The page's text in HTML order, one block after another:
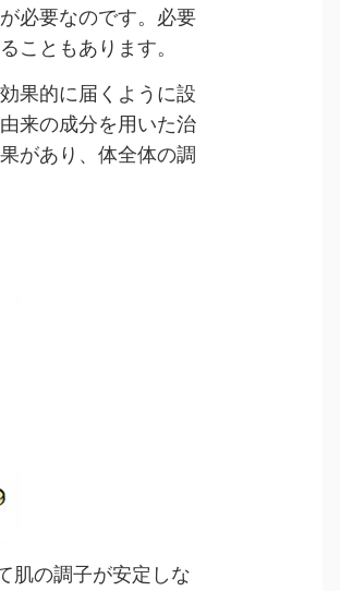
必要なのです。必要
こともあります。
果的に届くように設
来の成分を用いた治
があり、体全体の調
肌の調子が安定しな